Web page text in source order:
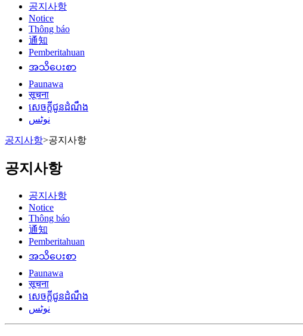
공지사항
Notice
Thông báo
通知
Pemberitahuan
အသိပေးစာ
Paunawa
सूचना
សេចក្តីជូនដំណឹង
نوٹس
공지사항>공지사항
공지사항
공지사항
Notice
Thông báo
通知
Pemberitahuan
အသိပေးစာ
Paunawa
सूचना
សេចក្តីជូនដំណឹង
نوٹس